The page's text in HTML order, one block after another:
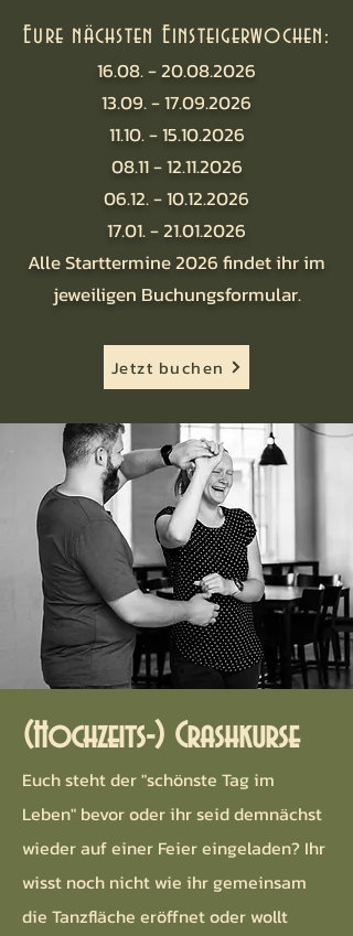
Eure nächsten Einsteigerwochen:
16.08. - 20.08.2026
13.09. - 17.09.2026
11.10. - 15.10.2026
08.11 - 12.11.2026
06.12. - 10.12.2026
17.01. - 21.01.2026
Alle Starttermine 2026 findet ihr im
jeweiligen Buchungsformular.
Jetzt buchen
(Hochzeits-) Crashkurse
Euch steht der "schönste Tag im
Leben" bevor oder ihr seid demnächst
wieder auf einer Feier eingeladen? Ihr
wisst noch nicht wie ihr gemeinsam
die Tanzfläche eröffnet oder wollt